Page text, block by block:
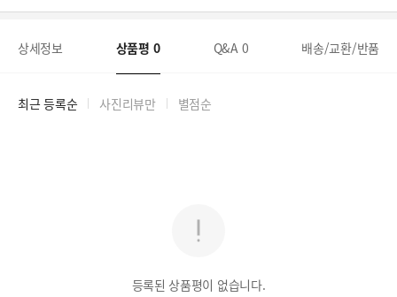
상세정보 상품평 0 Q&A 0 배송/교환/반품
최근 등록순 사진리뷰만 별점순
등록된 상품평이 없습니다.